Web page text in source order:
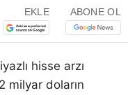
EKLE ABONE OL
hisse arzı
milyar doların